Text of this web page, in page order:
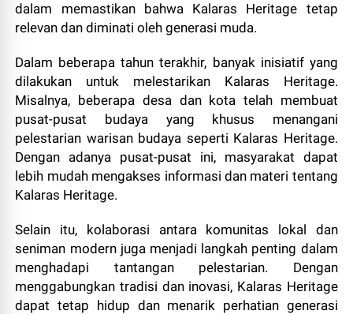
dalam memastikan bahwa Kalaras Heritage tetap
relevan dan diminati oleh generasi muda.
Dalam beberapa tahun terakhir, banyak inisiatif yang
dilakukan untuk melestarikan Kalaras Heritage.
Misalnya, beberapa desa dan kota telah membuat
pusat-pusat budaya yang khusus menangani
pelestarian warisan budaya seperti Kalaras Heritage.
Dengan adanya pusat-pusat ini, masyarakat dapat
lebih mudah mengakses informasi dan materi tentang
Kalaras Heritage.
Selain itu, kolaborasi antara komunitas lokal dan
seniman modern juga menjadi langkah penting dalam
menghadapi tantangan pelestarian. Dengan
menggabungkan tradisi dan inovasi, Kalaras Heritage
dapat tetap hidup dan menarik perhatian generasi